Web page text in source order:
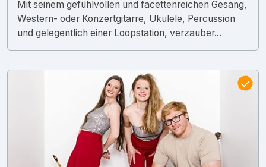
Mit seinem gefühlvollen und facettenreichen Gesang,
Western- oder Konzertgitarre, Ukulele, Percussion
und gelegentlich einer Loopstation, verzauber...